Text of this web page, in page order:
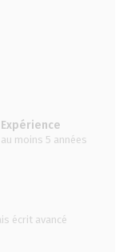
Expérience
au moins 5 années
écrit avancé